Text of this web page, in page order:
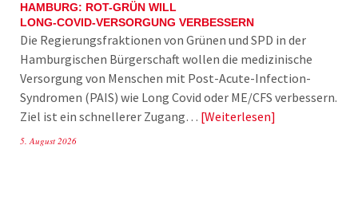
HAMBURG: ROT-GRÜN WILL
LONG-COVID-VERSORGUNG VERBESSERN
Die Regierungsfraktionen von Grünen und SPD in der
Hamburgischen Bürgerschaft wollen die medizinische
Versorgung von Menschen mit Post-Acute-Infection-
Syndromen (PAIS) wie Long Covid oder ME/CFS verbessern.
Ziel ist ein schnellerer Zugang… Weiterlesen
5. August 2026